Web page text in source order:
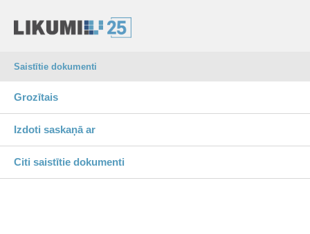
Saistītie dokumenti
Grozītais
Izdoti saskaņā ar
Citi saistītie dokumenti